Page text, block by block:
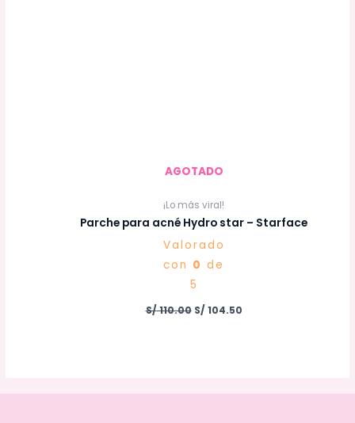
AGOTADO
¡Lo más viral!
Parche para acné Hydro star – Starface
Valorado
con 0 de
5
S/110.00 S/ 104.50